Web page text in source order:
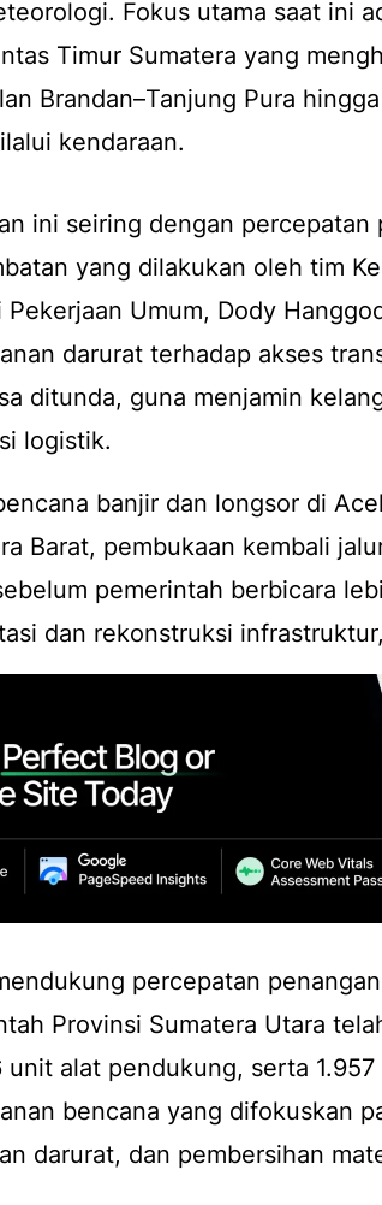
Fokus utama saat ini
Timur Sumatera yang
Brandan–Tanjung Pura
kendaraan.
ini seiring dengan
yang dilakukan oleh tim
Pekerjaan Umum, Dody
darurat terhadap akses
ditunda, guna menjamin
logistik.
banjir dan longsor di
Barat, pembukaan kembali
pemerintah berbicara
dan rekonstruksi
percepatan
Provinsi Sumatera Utara
unit alat pendukung, serta
bencana yang difokuskan
darurat, dan pembersihan